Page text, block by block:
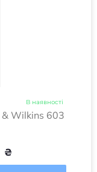
В наявності
Wilkins 603
₴